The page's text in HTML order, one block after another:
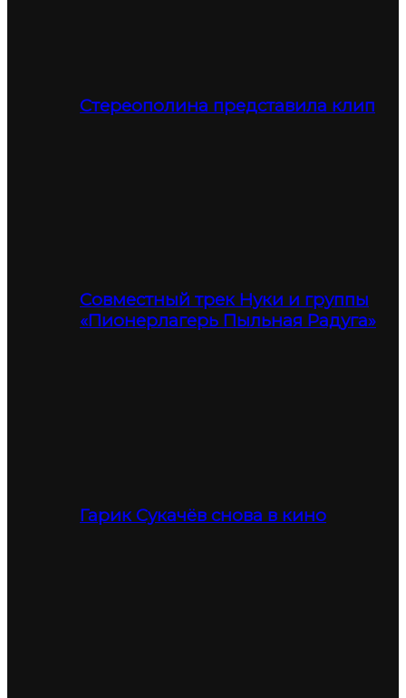
Стереополина представила клип
Совместный трек Нуки и группы
«Пионерлагерь Пыльная Радуга»
Гарик Сукачёв снова в кино